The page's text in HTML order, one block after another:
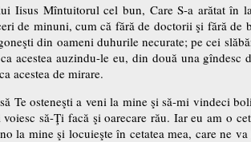
Iisus Mîntuitorul cel bun, Care S-a arătat în
de minuni, cum că fără de doctorii şi fără
din oameni duhurile necurate; pe cei
auzindu-le eu, din două una gîndesc
acestea de mirare.
Te osteneşti a veni la mine şi să-mi vindeci
să-Ţi facă şi oarecare rău. Iar eu am o
la mine şi locuieşte în cetatea mea, care ne